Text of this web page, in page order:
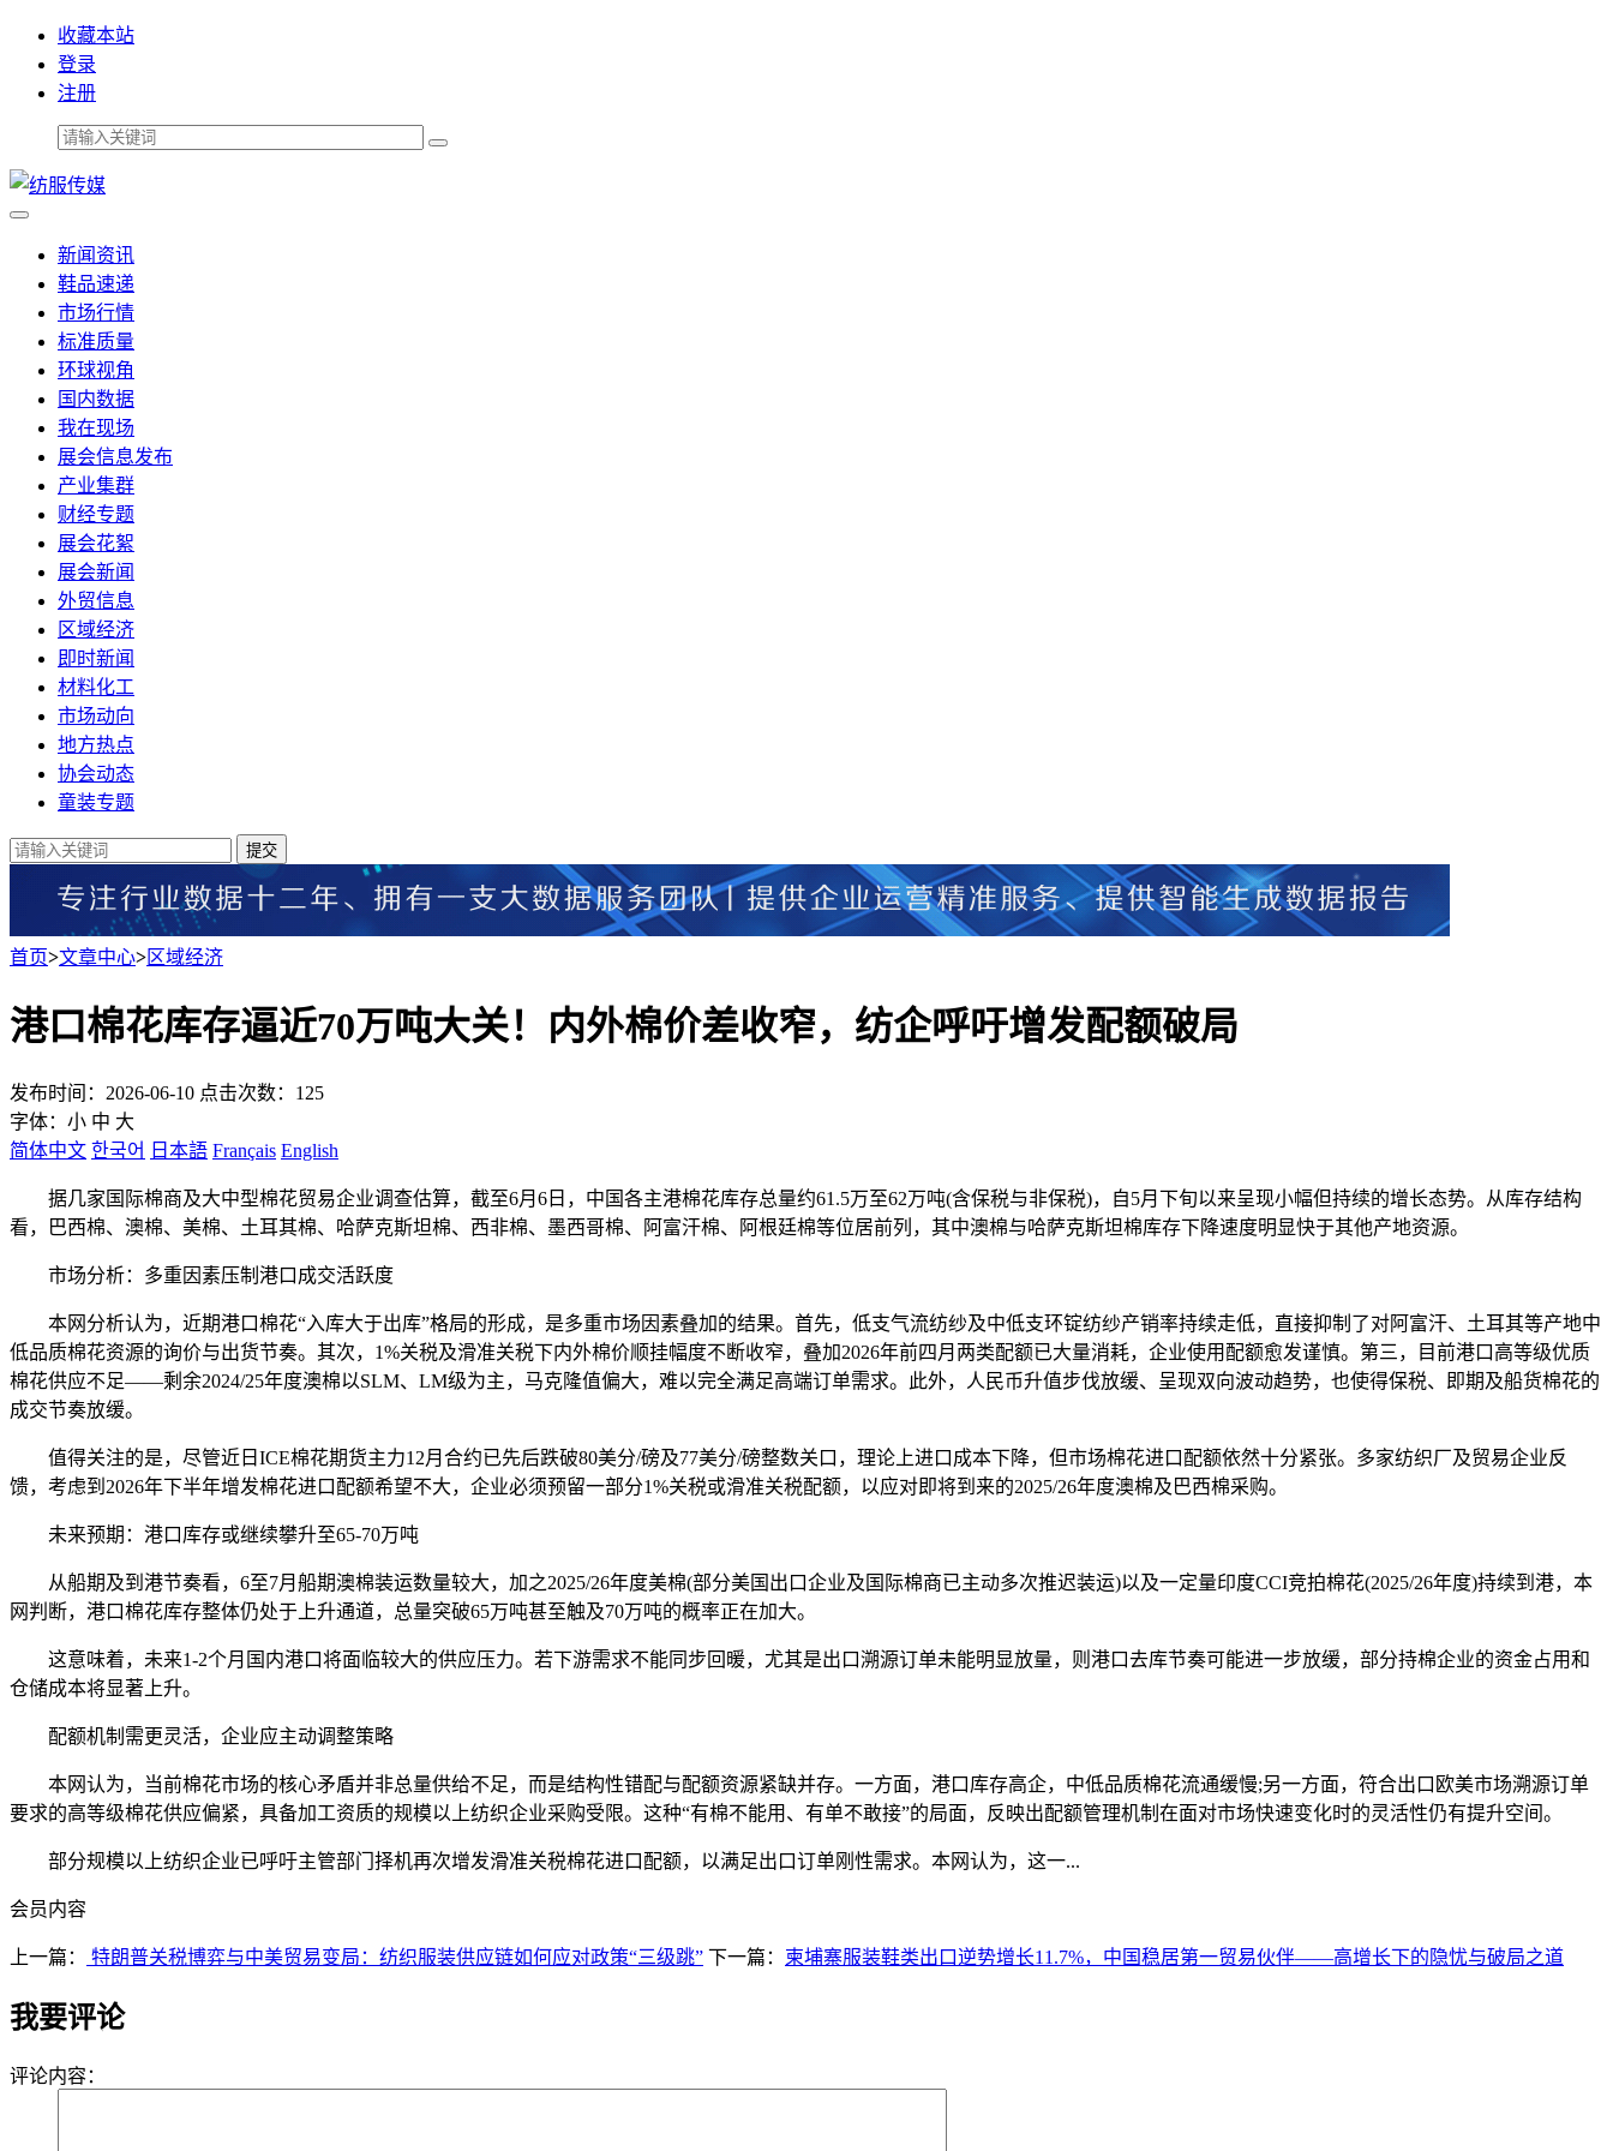
收藏本站
登录
注册
新闻资讯
鞋品速递
市场行情
标准质量
环球视角
国内数据
我在现场
展会信息发布
产业集群
财经专题
展会花絮
展会新闻
外贸信息
区域经济
即时新闻
材料化工
市场动向
地方热点
协会动态
童装专题
提交
首页>文章中心>区域经济
港口棉花库存逼近70万吨大关！内外棉价差收窄，纺企呼吁增发配额破局
发布时间：2026-06-10 点击次数：125
字体： 小 中 大
简体中文 한국어 日本語 Français English
据几家国际棉商及大中型棉花贸易企业调查估算，截至6月6日，中国各主港棉花库存总量约61.5万至62万吨(含保税与非保税)，自5月下旬以来呈现小幅但持续的增长态势。从库存结构
看，巴西棉、澳棉、美棉、土耳其棉、哈萨克斯坦棉、西非棉、墨西哥棉、阿富汗棉、阿根廷棉等位居前列，其中澳棉与哈萨克斯坦棉库存下降速度明显快于其他产地资源。
市场分析：多重因素压制港口成交活跃度
本网分析认为，近期港口棉花“入库大于出库”格局的形成，是多重市场因素叠加的结果。首先，低支气流纺纱及中低支环锭纺纱产销率持续走低，直接抑制了对阿富汗、土耳其等产地中
低品质棉花资源的询价与出货节奏。其次，1%关税及滑准关税下内外棉价顺挂幅度不断收窄，叠加2026年前四月两类配额已大量消耗，企业使用配额愈发谨慎。第三，目前港口高等级优质
棉花供应不足——剩余2024/25年度澳棉以SLM、LM级为主，马克隆值偏大，难以完全满足高端订单需求。此外，人民币升值步伐放缓、呈现双向波动趋势，也使得保税、即期及船货棉花的
成交节奏放缓。
值得关注的是，尽管近日ICE棉花期货主力12月合约已先后跌破80美分/磅及77美分/磅整数关口，理论上进口成本下降，但市场棉花进口配额依然十分紧张。多家纺织厂及贸易企业反
馈，考虑到2026年下半年增发棉花进口配额希望不大，企业必须预留一部分1%关税或滑准关税配额，以应对即将到来的2025/26年度澳棉及巴西棉采购。
未来预期：港口库存或继续攀升至65-70万吨
从船期及到港节奏看，6至7月船期澳棉装运数量较大，加之2025/26年度美棉(部分美国出口企业及国际棉商已主动多次推迟装运)以及一定量印度CCI竞拍棉花(2025/26年度)持续到港，本
网判断，港口棉花库存整体仍处于上升通道，总量突破65万吨甚至触及70万吨的概率正在加大。
这意味着，未来1-2个月国内港口将面临较大的供应压力。若下游需求不能同步回暖，尤其是出口溯源订单未能明显放量，则港口去库节奏可能进一步放缓，部分持棉企业的资金占用和
仓储成本将显著上升。
配额机制需更灵活，企业应主动调整策略
本网认为，当前棉花市场的核心矛盾并非总量供给不足，而是结构性错配与配额资源紧缺并存。一方面，港口库存高企，中低品质棉花流通缓慢;另一方面，符合出口欧美市场溯源订单
要求的高等级棉花供应偏紧，具备加工资质的规模以上纺织企业采购受限。这种“有棉不能用、有单不敢接”的局面，反映出配额管理机制在面对市场快速变化时的灵活性仍有提升空间。
部分规模以上纺织企业已呼吁主管部门择机再次增发滑准关税棉花进口配额，以满足出口订单刚性需求。本网认为，这一...
会员内容
上一篇： 特朗普关税博弈与中美贸易变局：纺织服装供应链如何应对政策“三级跳” 下一篇： 柬埔寨服装鞋类出口逆势增长11.7%，中国稳居第一贸易伙伴——高增长下的隐忧与破局之道
我要评论
评论内容：